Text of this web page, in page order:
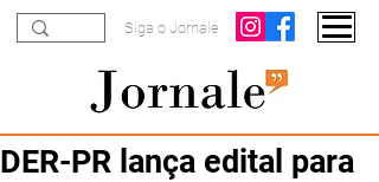
Siga o Jornale
DER-PR lança edital para